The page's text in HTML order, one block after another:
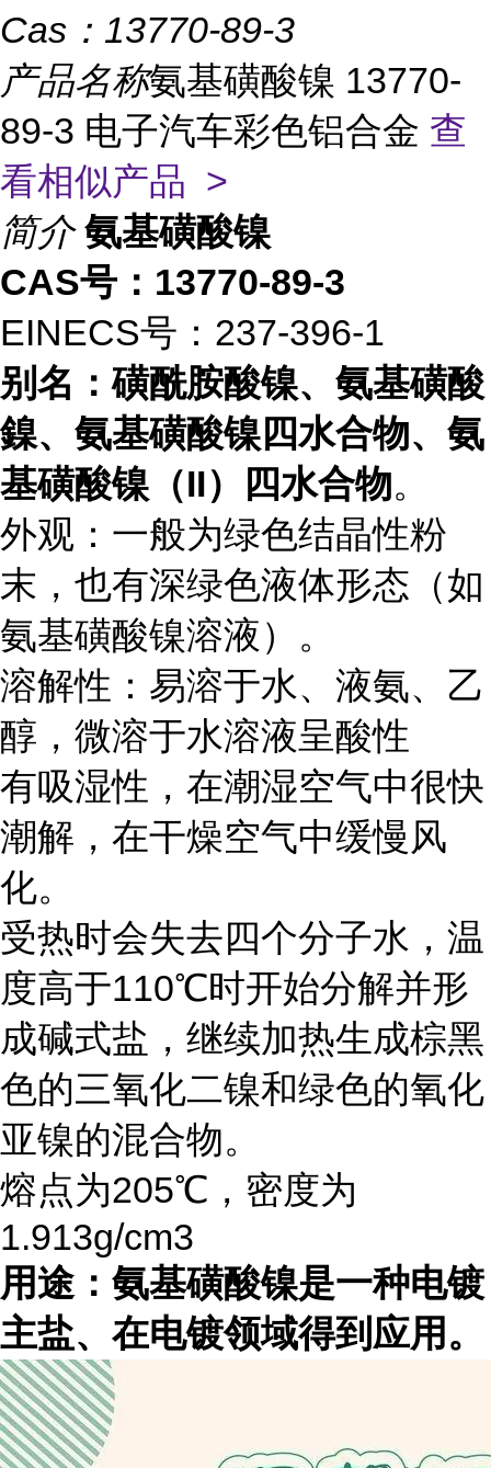
Cas： 13770-89-3
产品名称氨基磺酸镍 13770-
89-3 电子汽车彩色铝合金 查
看相似产品 >
简介 氨基磺酸镍
CAS号：13770-89-3
EINECS号：237-396-1
别名：磺酰胺酸镍、氨基磺酸
鎳、氨基磺酸镍四水合物、氨
基磺酸镍（II）四水合物。
外观：一般为绿色结晶性粉
末，也有深绿色液体形态（如
氨基磺酸镍溶液）。
溶解性：易溶于水、液氨、乙
醇，微溶于水溶液呈酸性
有吸湿性，在潮湿空气中很快
潮解，在干燥空气中缓慢风
化。
受热时会失去四个分子水，温
度高于110℃时开始分解并形
成碱式盐，继续加热生成棕黑
色的三氧化二镍和绿色的氧化
亚镍的混合物。
熔点为205℃，密度为
1.913g/cm3
用途：氨基磺酸镍是一种电镀
主盐、在电镀领域得到应用。